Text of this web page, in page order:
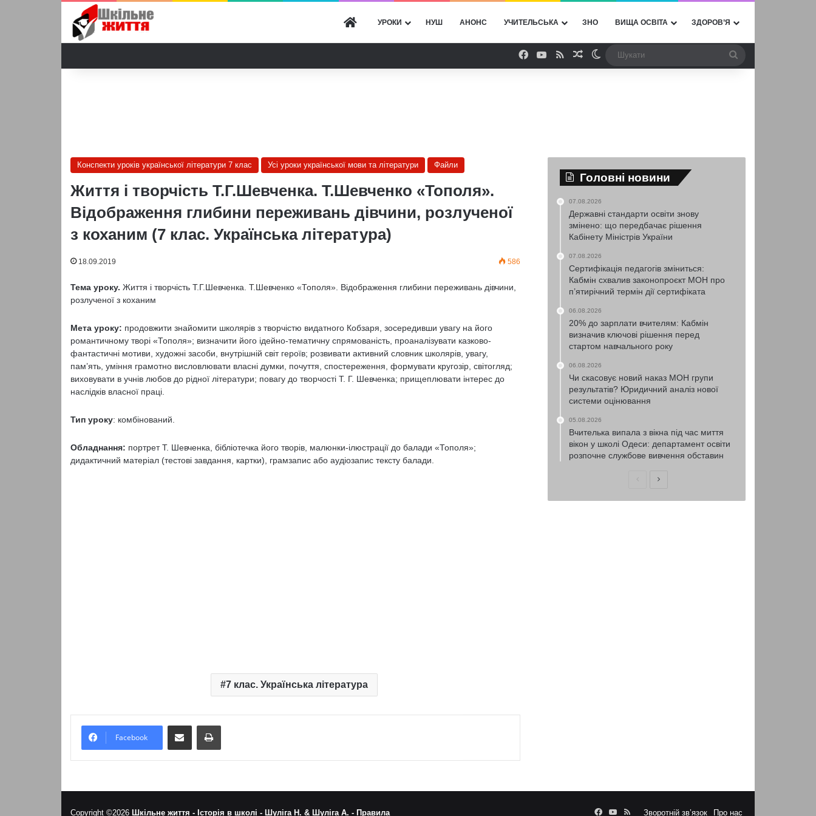
ГОЛОВНА
УРОКИ НУШ АНОНС УЧИТЕЛЬСЬКА ЗНО ВИЩА ОСВІТА ЗДОРОВ’Я
Facebook
YouTube
RSSВипадкова стаття
Switch skin
Конспекти уроків української літератури 7 клас Усі уроки української мови та літератури Файли
Життя і творчість Т.Г.Шевченка. Т.Шевченко «Тополя».
Відображення глибини переживань дівчини, розлученої
з коханим (7 клас. Українська література)
18.09.2019 586
Тема уроку. Життя і творчість Т.Г.Шевченка. Т.Шевченко «Тополя». Відображення глибини переживань дівчини,
розлученої з коханим
Мета уроку: продовжити знайомити школярів з творчістю видатного Кобзаря, зосередивши увагу на його
романтичному творі «Тополя»; визначити його ідейно-тематичну спрямованість, проаналізувати казково-
фантастичні мотиви, художні засоби, внутрішній світ героїв; розвивати активний словник школярів, увагу,
пам’ять, уміння грамотно висловлювати власні думки, почуття, спостереження, формувати кругозір, світогляд;
виховувати в учнів любов до рідної літератури; повагу до творчості Т. Г. Шевченка; прищеплювати інтерес до
наслідків власної праці.
Тип уроку: комбінований.
Обладнання: портрет Т. Шевченка, бібліотечка його творів, малюнки-ілюстрації до балади «Тополя»;
дидактичний матеріал (тестові завдання, картки), грамзапис або аудіозапис тексту балади.
7 клас. Українська література
Facebook
Надіслати електронною поштоюНадрукувати
Головні новини
07.08.2026
Державні стандарти освіти знову
змінено: що передбачає рішення
Кабінету Міністрів України
07.08.2026
Сертифікація педагогів зміниться:
Кабмін схвалив законопроєкт МОН про
п’ятирічний термін дії сертифіката
06.08.2026
20% до зарплати вчителям: Кабмін
визначив ключові рішення перед
стартом навчального року
06.08.2026
Чи скасовує новий наказ МОН групи
результатів? Юридичний аналіз нової
системи оцінювання
05.08.2026
Вчителька випала з вікна під час миття
вікон у школі Одеси: департамент освіти
розпочне службове вивчення обставин
ПопередняНаступна
Copyright ©2026 Шкільне життя - Історія в школі - Шуліга Н. & Шуліга А. - Правила Зворотній зв’язок Про нас
FacebookYouTube
RSS